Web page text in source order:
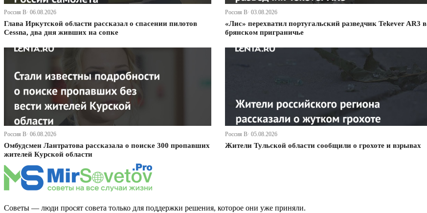
Россия В· 06.08.2026
Глава Иркутской области рассказал о спасении пилотов
Cessna, два дня живших на сопке
Россия В· 03.08.2026
«Лис» перехватил португальский разведчик Tekever AR3 в
брянском приграничье
Россия В· 06.08.2026
Омбудсмен Лантратова рассказала о поиске 300 пропавших
жителей Курской области
Россия В· 05.08.2026
Жители Тульской области сообщили о грохоте и взрывах
Советы — люди просят совета только для поддержки решения, которое они уже приняли.